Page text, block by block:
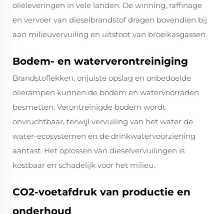
oliëleveringen in vele landen. De winning, raffinage
en vervoer van dieselbrandstof dragen bovendien bij
aan milieuvervuiling en uitstoot van broeikasgassen.
Bodem- en waterverontreiniging
Brandstoflekken, onjuiste opslag en onbedoelde
olierampen kunnen de bodem en watervoorraden
besmetten. Verontreinigde bodem wordt
onvruchtbaar, terwijl vervuiling van het water de
water-ecosystemen en de drinkwatervoorziening
aantast. Het oplossen van dieselvervuilingen is
kostbaar en schadelijk voor het milieu.
CO2-voetafdruk van productie en
onderhoud